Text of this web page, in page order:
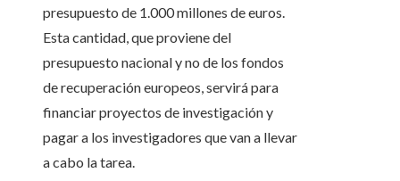
presupuesto de 1.000 millones de euros.
Esta cantidad, que proviene del
presupuesto nacional y no de los fondos
de recuperación europeos, servirá para
financiar proyectos de investigación y
pagar a los investigadores que van a llevar
a cabo la tarea.